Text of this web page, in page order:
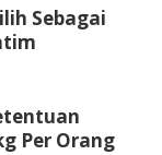
Sebagai
Per Orang